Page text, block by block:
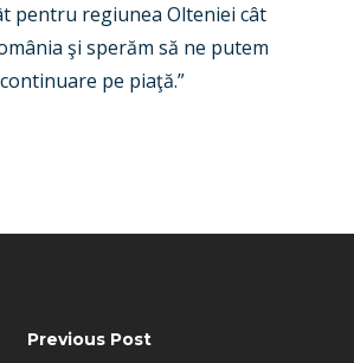
pentru regiunea Olteniei cât
şi sperăm să ne putem
pe piaţă.”
Previous Post